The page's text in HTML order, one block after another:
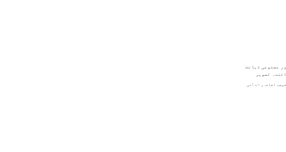
چین کی روبوٹکس برآمدات میں 18.6 فیصد اضافہ، اے آئی